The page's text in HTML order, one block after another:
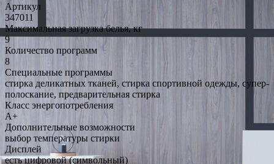
Артикул
347011
Максимальная загрузка белья, кг
9
Количество программ
8
Специальные программы
стирка деликатных тканей, стирка спортивной одежды, супер-
полоскание, предварительная стирка
Класс энергопотребления
A+
Дополнительные возможности
выбор температуры стирки
Дисплей
есть цифровой (символьный)